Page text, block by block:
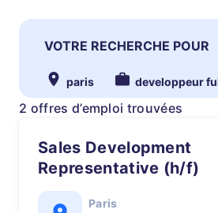
VOTRE RECHERCHE POUR
paris developpeur
2 offres d’emploi trouvées
Sales Development
Representative (h/f)
Paris